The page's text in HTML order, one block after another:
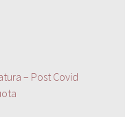
– Post Covid